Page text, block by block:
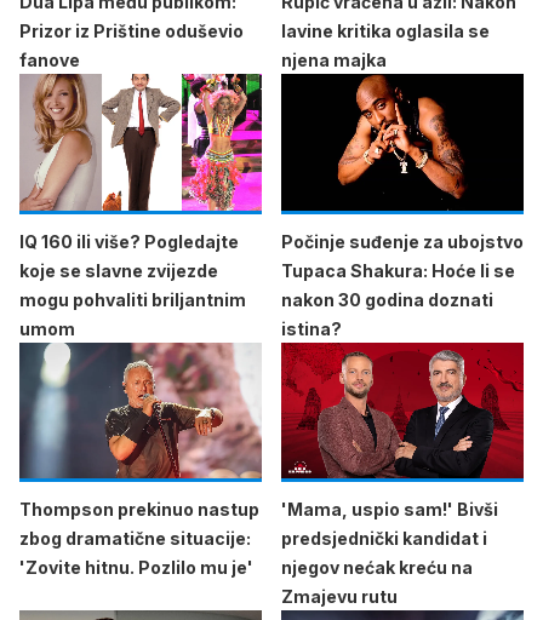
Prizor iz Prištine oduševio
fanove
lavine kritika oglasila se
njena majka
IQ 160 ili više? Pogledajte
koje se slavne zvijezde
mogu pohvaliti briljantnim
umom
Počinje suđenje za ubojstvo
Tupaca Shakura: Hoće li se
nakon 30 godina doznati
istina?
Thompson prekinuo nastup
zbog dramatične situacije:
'Zovite hitnu. Pozlilo mu je'
'Mama, uspio sam!' Bivši
predsjednički kandidat i
njegov nećak kreću na
Zmajevu rutu